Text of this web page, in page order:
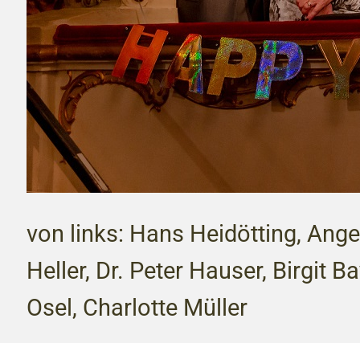
von links: Hans Heidötting,
Heller, Dr. Peter Hauser, Birgit
Osel, Charlotte Müller